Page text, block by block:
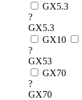
GX5.3
?
GX5.3
GX10
?
GX53
GX70
?
GX70